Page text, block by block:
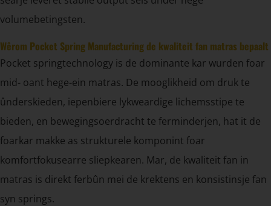
volumebetingsten.
Wêrom Pocket Spring Manufacturing de kwaliteit fan matras bepaalt
Pocket springtechnology is de dominante kar wurden foar
mid- oant hege-ein matras. De mooglikheid om druk te
ûnderskieden, iepenbiere lykweardige lichemsstipe te
bieden, en bewegingsoerdracht te ferminderjen, hat it de
foarkar makke as strukturele komponint foar
komfortfokusearre sliepkearen. Mar, de kwaliteit fan in
matras is direkt ferbûn mei de krektens en konsistinsje fan
syn springs.